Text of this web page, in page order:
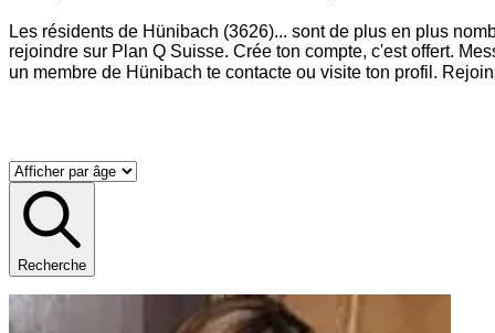
Les résidents de Hünibach (3626)... sont de plus en plus
rejoindre sur Plan Q Suisse. Crée ton compte, c'est offert.
un membre de Hünibach te contacte ou visite ton profil.
Recherche